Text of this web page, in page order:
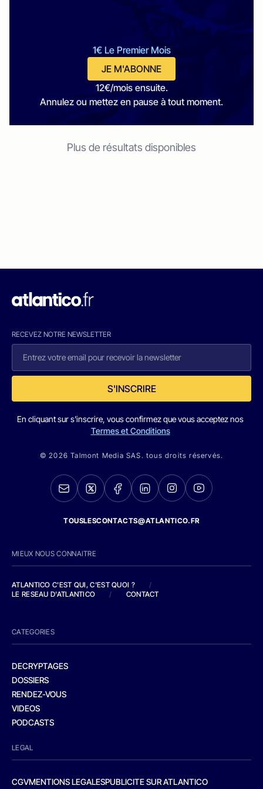
1€ Le Premier Mois
JE M'ABONNE
12€/mois ensuite.
Annulez ou mettez en pause à tout moment.
Plus de résultats disponibles
RECEVEZ NOTRE NEWSLETTER
S'INSCRIRE
En cliquant sur s'inscrire, vous confirmez que vous acceptez nos
Termes et Conditions
© 2026 Talmont Media SAS. tous droits réservés.
TOUSLESCONTACTS@ATLANTICO.FR
MIEUX NOUS CONNAITRE
ATLANTICO C'EST QUI, C'EST QUOI ?
/
LE RESEAU D'ATLANTICO
/ CONTACT
CATEGORIES
DECRYPTAGES
DOSSIERS
RENDEZ-VOUS
VIDEOS
PODCASTS
LEGAL
CGVMENTIONS LEGALESPUBLICITE SUR ATLANTICO